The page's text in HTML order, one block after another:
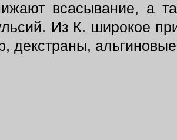
всасывание, а
Из К. широкое
декстраны,